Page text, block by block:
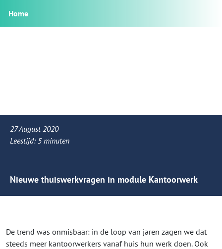
Home
27 August 2020
Leestijd: 5 minuten
Nieuwe thuiswerkvragen in module Kantoorwerk
De trend was onmisbaar: in de loop van jaren zagen we dat
steeds meer kantoorwerkers vanaf huis hun werk doen. Ook